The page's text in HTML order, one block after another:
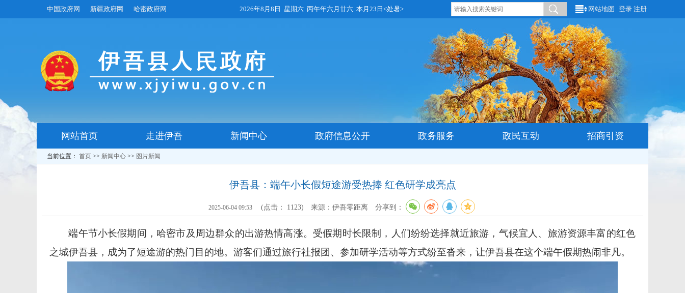
中国政府网 新疆政府网 哈密政府网 2026年8月8日 星期六 丙午年六月廿六 本月23日<处暑> 网站地图 登录 注册
网站首页 走进伊吾 新闻中心 政府信息公开 政务服务 政民互动 招商引资
当前位置： 首页 >> 新闻中心 >> 图片新闻
伊吾县：端午小长假短途游受热捧 红色研学成亮点
2025-06-04 09:53 (点击： 1123) 来源：伊吾零距离 分享到：
端午节小长假期间，哈密市及周边群众的出游热情高涨。受假期时长限制，人们纷纷选择就近旅游，气候宜人、旅游资源丰富的红色
之城伊吾县，成为了短途游的热门目的地。游客们通过旅行社报团、参加研学活动等方式纷至沓来，让伊吾县在这个端午假期热闹非凡。